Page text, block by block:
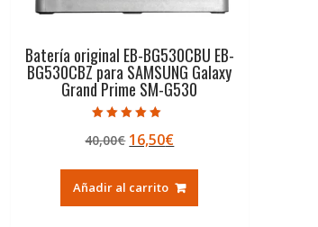
Batería original EB-BG530CBU EB-
BG530CBZ para SAMSUNG Galaxy
Grand Prime SM-G530
5.00
de 5
40,00€ El
original
era:
16,50€El
actual
es:
Añadir al carrito